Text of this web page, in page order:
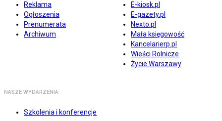
Reklama
Ogłoszenia
Prenumerata
Archiwum
E-kiosk.pl
E-gazety.pl
Nexto.pl
Mała księgowość
Kancelarierp.pl
Wieści Rolnicze
Życie Warszawy
NASZE WYDARZENIA
Szkolenia i konferencje